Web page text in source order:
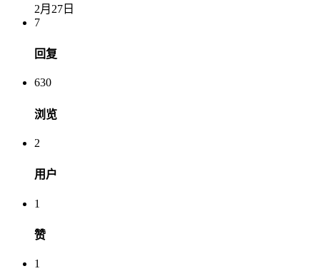
2月27日
7
回复
630
浏览
2
用户
1
赞
1